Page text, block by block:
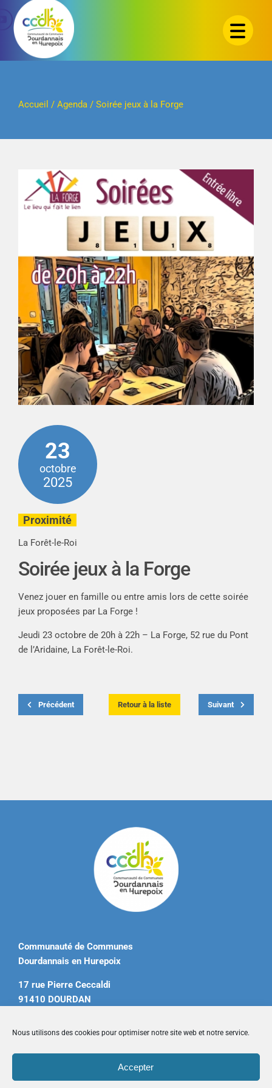
Nous utilisons des cookies pour optimiser notre site web et notre service.
Accepter
Passer
contenu
Accueil / Agenda/ Soirée jeux à la Forge
23
octobre
2025
Proximité
La Forêt-le-Roi
Soirée jeux à la Forge
Venez jouer en famille ou entre amis lors de cette soirée
jeux proposées par La Forge !
Jeudi 23 octobre de 20h à 22h – La Forge, 52 rue du Pont
de l’Aridaine, La Forêt-le-Roi.
Précédent Retour à la liste Suivant
Communauté de Communes
Dourdannais en Hurepoix
17 rue Pierre Ceccaldi
91410 DOURDAN
contact@ccdourdannais.com
Accueil|Plan du site|Mentions légales|Contactez-nous